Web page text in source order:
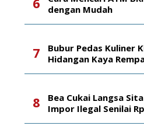
dengan Mudah
Bubur Pedas Kuliner
Hidangan Kaya
Bea Cukai Langsa
Impor Ilegal Senilai